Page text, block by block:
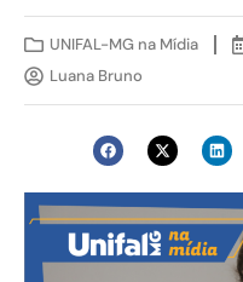
UNIFAL-MG na Mídia
Luana Bruno